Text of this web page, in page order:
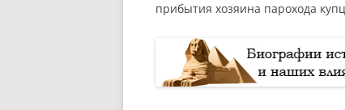
прибытия хозяина парохода